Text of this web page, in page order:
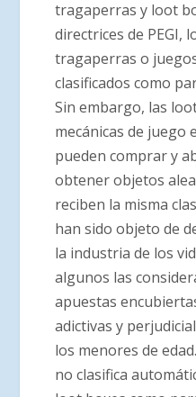
tragaperras y loot
directrices de PEGI,
tragaperras o
clasificados como
Sin embargo, las
mecánicas de juego
pueden comprar y
obtener objetos
reciben la misma
han sido objeto de
la industria de los
algunos las
apuestas
adictivas y
los menores de
no clasifica